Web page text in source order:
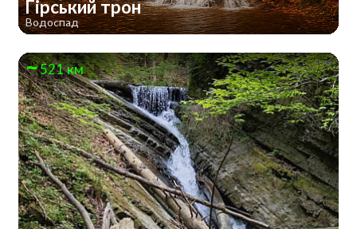
Гірський трон
Водоспад
521 км